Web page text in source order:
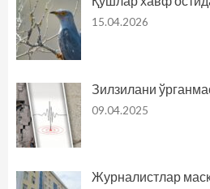
15.04.2026
Зилзилани
09.04.2025
Журналистлар